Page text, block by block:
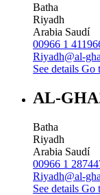
Batha
Riyadh
Arabia Saudí
00966 1
Riyadh@al-
See details Go
AL-
Batha
Riyadh
Arabia Saudí
00966 1
Riyadh@al-
See details Go